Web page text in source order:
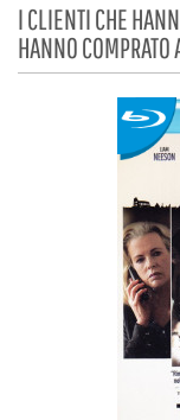
I CLIENTI CHE
HANNO COMPRATO